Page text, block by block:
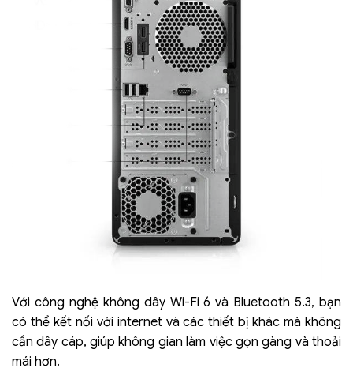
Với công nghệ không dây Wi-Fi 6 và Bluetooth 5.3, bạn
có thể kết nối với internet và các thiết bị khác mà không
cần dây cáp, giúp không gian làm việc gọn gàng và thoải
mái hơn.